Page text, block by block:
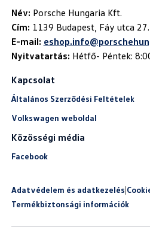
Név:
Cím:
E-mail:
Nyitvatartás: Hétfő- Péntek:
Kapcsolat
Általános Szerződési Feltételek
Volkswagen weboldal
Közösségi média
Facebook
Adatvédelem és adatkezelés|
Termékbiztonsági információk